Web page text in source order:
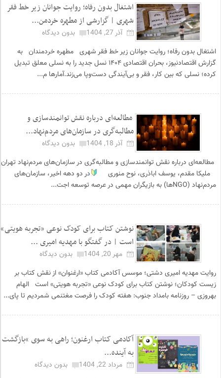
اشتغال بدون رفاه؛ روایت جوانان زیر خط فقر
شهری | گزارشی از مطهره خردمن...
آذر 27, 1404
بدون دیدگاه
اشتغال بدون رفاه؛ روایت جوانان زیر خط فقر شهری مطهره خردمندان به
گزارش اقتصادنیوز، بحران اقتصادی ۱۴۰۴ نسل جدید را به نسلی معلق تبدیل
کرده؛ نسلی که بین کار، فقر و بی‌آیندگی دست‌وپا می‌زند.آمارها م...
مطالعه‌ای درباره نقش توانمندسازی و
مطالبه‌گری در سازمان‌های مردم‌نهاد...
آذر 18, 1404
بدون دیدگاه
مطالعه‌ای درباره نقش توانمندسازی و مطالبه‌گری در سازمان‌های مردم‌نهاد تهران
ملیکا مقدم، یوسف اباذری، نوح منوری
در دو دهه اخیر، سازمان‌های
مردم‌نهاد (NGOها) به بازیگران مهمی در عرصه توسعه اجت...
نوشتن کتاب برای کودک نوعی «تجربه هویتی»
است | در گفتگو با مهدیه امیری ...
مهر 20, 1404
بدون دیدگاه
روایت مهدیه امیری دشتی؛ موسس آکادمی کتاب «ارغنوان» از نقش کتاب بر
زیست کودکان؛ نوشتن کتاب برای کودک نوعی «تجربه هویتی» است الهام
بهروزی – روزنامه بامداد جنوب: هفته کودک را فرصت مغتنمی شمردیم تا پای...
آکادمی کتاب ارغنون؛ راهی به سوی “بازگشت
به آینده...
مرداد 22, 1404
بدون دیدگاه